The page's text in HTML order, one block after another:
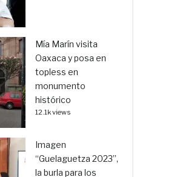
Mía Marín visita
Oaxaca y posa en
topless en
monumento
histórico
12.1k views
Imagen
“Guelaguetza 2023”,
la burla para los